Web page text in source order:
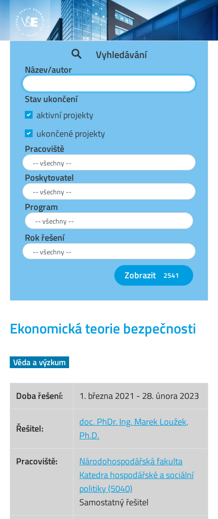
Ekonomická teorie bezpečnosti
Věda a výzkum
Doba řešení: 1. března 2021 - 28. února 2023
Řešitel:
doc. PhDr. Ing. Marek Loužek,
Ph.D.
Pracoviště:
Národohospodářská fakulta
Katedra hospodářské a sociální
politiky (5040)
Samostatný řešitel
Vyhledávání
Název/autor
Stav ukončení
aktivní projekty
ukončené projekty
Pracoviště
Poskytovatel
Program
Rok řešení
Zobrazit 2541